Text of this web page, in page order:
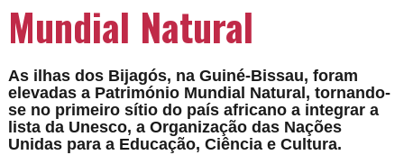
Mundial Natural
As ilhas dos Bijagós, na Guiné-Bissau, foram
elevadas a Património Mundial Natural, tornando-
se no primeiro sítio do país africano a integrar a
lista da Unesco, a Organização das Nações
Unidas para a Educação, Ciência e Cultura.